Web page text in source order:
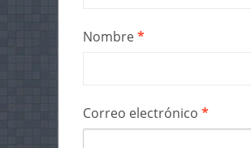
Nombre*
Correo electrónico *